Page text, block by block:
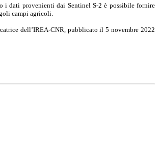
dati provenienti dai Sentinel S-2 è possibile fornire
campi agricoli.
dell’IREA-CNR, pubblicato il 5 novembre 2022